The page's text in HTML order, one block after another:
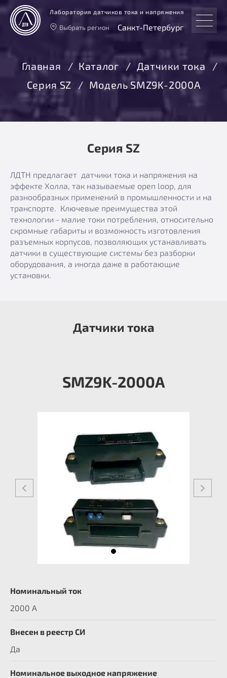
Лаборатория датчиков тока и напряжения
Выбрать регион Санкт-Петербург
Москва
Санкт-Петербург
Екатеринбург
Новосибирск
Главная Каталог
Датчики тока
Серия SZ
Модель SMZ9K-2000А
Серия SZ
ЛДТН предлагает датчики тока и напряжения на
эффекте Холла, так называемые open loop, для
разнообразных применений в промышленности и на
транспорте. Ключевые преимущества этой
технологии - малие токи потребления, относительно
скромные габариты и возможность изготовления
разъемных корпусов, позволяющих устанавливать
датчики в существующие системы без разборки
оборудования, а иногда даже в работающие
установки.
Датчики тока
SMZ9K-2000А
Номинальный ток
2000 А
Внесен в реестр СИ
Да
Номинальное выходное напряжение